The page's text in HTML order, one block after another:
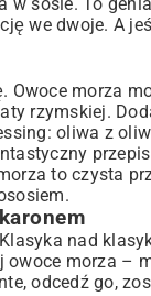
we dwoje. A
Owoce morza
rzymskiej.
oliwa z
to czysta
.
nad
morza –
odcedź go,